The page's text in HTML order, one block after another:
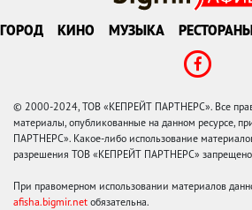
ГОРОД КИНО МУЗЫКА
© 2000-2024, ТОВ «КЕПРЕЙТ ПАРТНЕРС». Все
материалы, опубликованные на данном ресурсе,
ПАРТНЕРС». Какое-либо использование
разрешения ТОВ «КЕПРЕЙТ ПАРТНЕРС»
При правомерном использовании материалов
afisha.bigmir.net обязательна.